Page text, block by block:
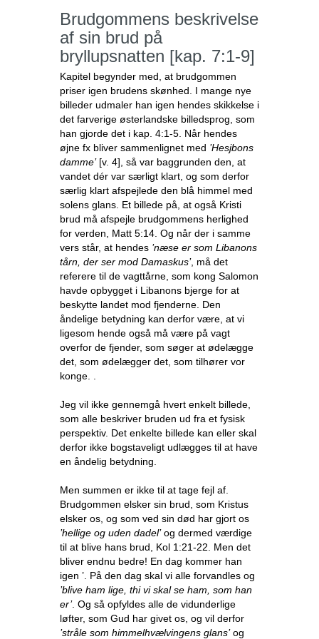
Brudgommens beskrivelse
af sin brud på
bryllupsnatten [kap. 7:1-9]
Kapitel begynder med, at brudgommen
priser igen brudens skønhed. I mange nye
billeder udmaler han igen hendes skikkelse i
det farverige østerlandske billedsprog, som
han gjorde det i kap. 4:1-5. Når hendes
øjne fx bliver sammenlignet med ’Hesjbons
damme’[v. 4], så var baggrunden den, at
vandet dér var særligt klart, og som derfor
særlig klart afspejlede den blå himmel med
solens glans. Et billede på, at også Kristi
brud må afspejle brudgommens herlighed
for verden, Matt 5:14. Og når der i samme
vers står, at hendes ’næse er som Libanons
tårn, der ser mod Damaskus’, må det
referere til de vagttårne, som kong Salomon
havde opbygget i Libanons bjerge for at
beskytte landet mod fjenderne. Den
åndelige betydning kan derfor være, at vi
ligesom hende også må være på vagt
overfor de fjender, som søger at ødelægge
det, som ødelægger det, som tilhører vor
konge. .
Jeg vil ikke gennemgå hvert enkelt billede,
som alle beskriver bruden ud fra et fysisk
perspektiv. Det enkelte billede kan eller skal
derfor ikke bogstaveligt udlægges til at have
en åndelig betydning.
Men summen er ikke til at tage fejl af.
Brudgommen elsker sin brud, som Kristus
elsker os, og som ved sin død har gjort os
’hellige og uden dadel’og dermed værdige
til at blive hans brud, Kol 1:21-22. Men det
bliver endnu bedre! En dag kommer han
igen ’. På den dag skal vi alle forvandles og
’blive ham lige, thi vi skal se ham, som han
er’. Og så opfyldes alle de vidunderlige
løfter, som Gud har givet os, og vil derfor
’stråle som himmelhvælvingens glans’og